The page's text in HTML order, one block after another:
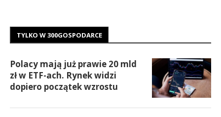
TYLKO W 300GOSPODARCE
Polacy mają już prawie 20 mld
zł w ETF-ach. Rynek widzi
dopiero początek wzrostu